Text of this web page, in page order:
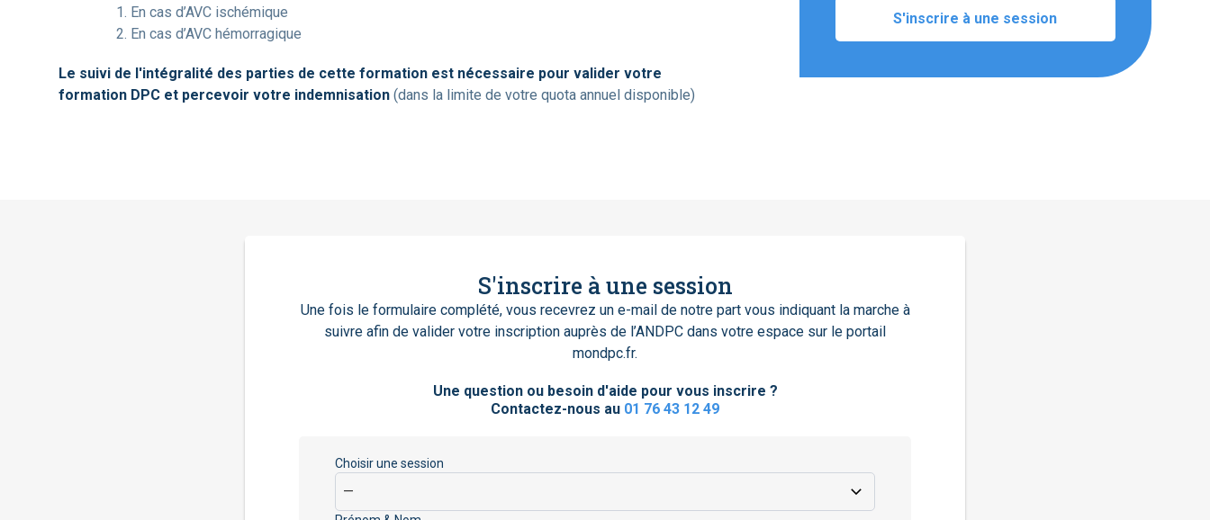
En cas d’AVC ischémique
En cas d’AVC hémorragique
Le suivi de l'intégralité des parties de cette formation est nécessaire pour valider votre
formation DPC et percevoir votre indemnisation (dans la limite de votre quota annuel disponible)
S'inscrire à une session
S'inscrire à une session
Une fois le formulaire complété, vous recevrez un e-mail de notre part vous indiquant la marche à
suivre afin de valider votre inscription auprès de l’ANDPC dans votre espace sur le portail
mondpc.fr.
Une question ou besoin d'aide pour vous inscrire ?
Contactez-nous au 01 76 43 12 49
Choisir une session